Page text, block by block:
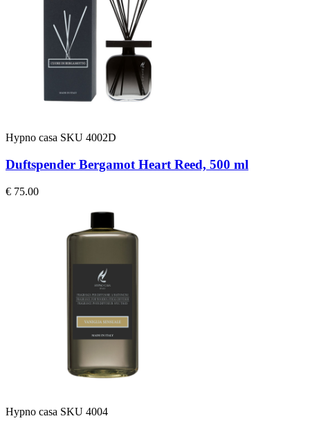
Hypno casa SKU 4002D
Duftspender Bergamot Heart Reed, 500 ml
€ 75.00
Hypno casa SKU 4004